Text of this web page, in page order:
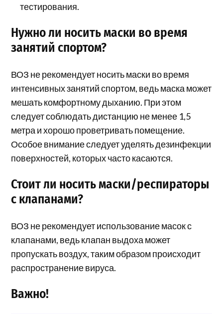
тестирования.
Нужно ли носить маски во время
занятий спортом?
ВОЗ не рекомендует носить маски во время
интенсивных занятий спортом, ведь маска может
мешать комфортному дыханию. При этом
следует соблюдать дистанцию не менее 1,5
метра и хорошо проветривать помещение.
Особое внимание следует уделять дезинфекции
поверхностей, которых часто касаются.
Стоит ли носить маски/респираторы
с клапанами?
ВОЗ не рекомендует использование масок с
клапанами, ведь клапан выдоха может
пропускать воздух, таким образом происходит
распространение вируса.
Важно!